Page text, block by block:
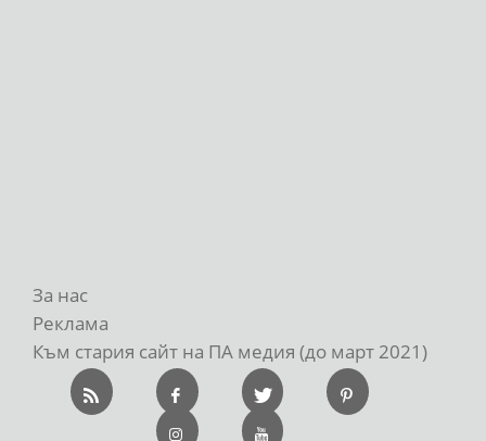
За нас
Реклама
Към стария сайт на ПА медия (до март 2021)